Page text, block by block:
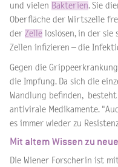
und vielen Bakterien. Sie
Oberfläche der Wirtszelle
der Zelle loslösen, in der
Zellen infizieren – die
Gegen die
die Impfung. Da sich die
Wandlung befinden,
antivirale Medikamente.
es immer wieder zu
Mit altem Wissen zu
Die Wiener Forscherin ist